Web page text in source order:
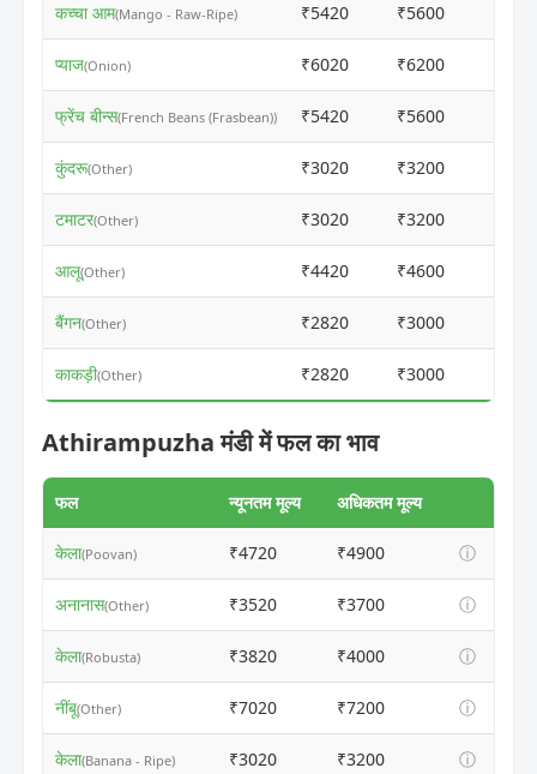
कच्चा आम(Mango - Raw-Ripe) ₹5420 ₹5600
प्याज(Onion) ₹6020 ₹6200
फ्रेंच बीन्स(French Beans (Frasbean)) ₹5420 ₹5600
कुंदरू(Other) ₹3020 ₹3200
टमाटर(Other) ₹3020 ₹3200
आलू(Other) ₹4420 ₹4600
बैंगन(Other) ₹2820 ₹3000
काकड़ी(Other) ₹2820 ₹3000
Athirampuzha मंडी में फल का भाव
फल न्यूनतम मूल्य अधिकतम मूल्य
केला(Poovan) ₹4720 ₹4900 ⓘ
अनानास(Other) ₹3520 ₹3700 ⓘ
केला(Robusta) ₹3820 ₹4000 ⓘ
नींबू(Other) ₹7020 ₹7200 ⓘ
केला(Banana - Ripe) ₹3020 ₹3200 ⓘ